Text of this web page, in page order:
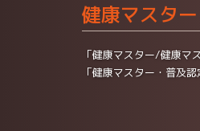
健康マスタ
「健康マスター/健康マ
「健康マスター・普及